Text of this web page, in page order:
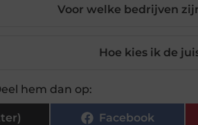
Voor welke bedrijven
Hoe kies ik de
hem dan op:
Facebook